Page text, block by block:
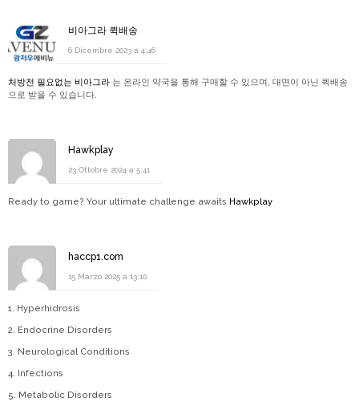
비아그라 퀵배송
6 Dicembre 2023 a 4:46
처방전 필요없는 비아그라 는 온라인 약국을 통해 구매할 수 있으며, 대면이 아닌 퀵배송
으로 받을 수 있습니다.
Hawkplay
23 Ottobre 2024 a 5:41
Ready to game? Your ultimate challenge awaits Hawkplay
haccp1.com
15 Marzo 2025 a 13:10
1. Hyperhidrosis
2. Endocrine Disorders
3. Neurological Conditions
4. Infections
5. Metabolic Disorders